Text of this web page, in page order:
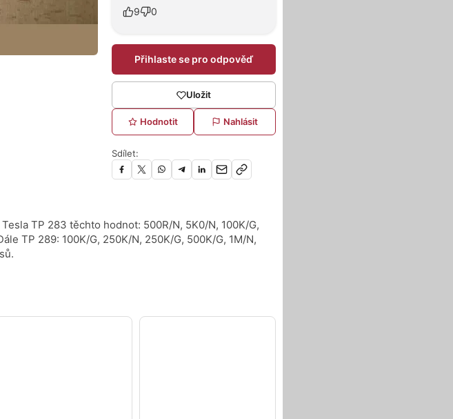
9
0
Přihlaste se pro odpověď
Uložit
Hodnotit Nahlásit
Sdílet:
TP 283 těchto hodnot: 500R/N, 5K0/N, 100K/G,
TP 289: 100K/G, 250K/N, 250K/G, 500K/G, 1M/N,